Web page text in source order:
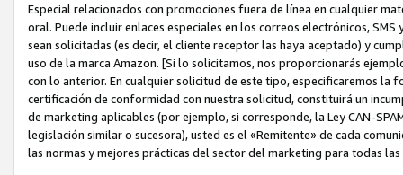
Especial relacionados con promociones fuera de línea en cualquier
oral. Puede incluir enlaces especiales en los correos electrónicos,
sean solicitadas (es decir, el cliente receptor las haya aceptado) y
uso de la marca Amazon. [Si lo solicitamos, nos proporcionarás
con lo anterior. En cualquier solicitud de este tipo, especificaremos
certificación de conformidad con nuestra solicitud, constituirá un
de marketing aplicables (por ejemplo, si corresponde, la Ley CAN-
legislación similar o sucesora), usted es el «Remitente» de cada
las normas y mejores prácticas del sector del marketing para todas